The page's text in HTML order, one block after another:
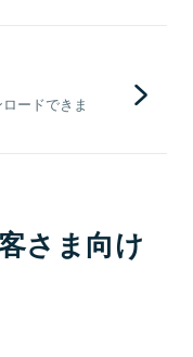
ードできま
さま向け